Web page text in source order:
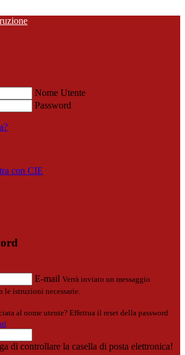
Nome Utente
Password
con CIE
E-mail Verrà inviato un messaggio
istruzioni necessarie.
al nome utente? Effettua il reset della password
di controllare la casella di posta elettronica!